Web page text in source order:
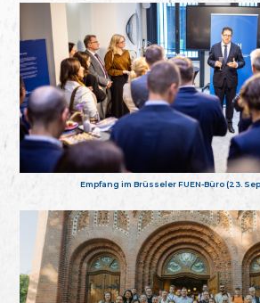
Empfang im Brüsseler FUEN-Büro (23.